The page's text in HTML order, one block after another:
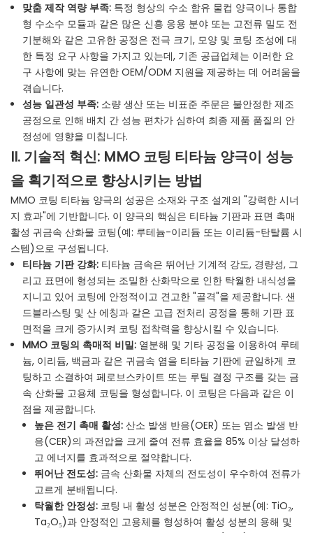
맞춤 제작 역량 부족:특정 형상의 수소 함유 물컵 양극이나 통합
형 수소수 모듈과 같은 많은 신흥 응용 분야 또는 고전류 밀도 전
기분해와 같은 고유한 공정은 전극 크기, 모양 및 코팅 조성에 대
한 특정 요구 사항을 가지고 있는데, 기존 공급업체는 이러한 요
구 사항에 맞는 유연한 OEM/ODM 지원을 제공하는 데 어려움을
겪습니다.
성능 일관성 부족:소량 생산 또는 비표준 주문은 불안정한 제조
공정으로 인해 배치 간 성능 편차가 심하여 최종 제품 품질의 안
정성에 영향을 미칩니다.
II. 기술적 혁신: MMO 코팅 티타늄 양극이 성능
을 획기적으로 향상시키는 방법
MMO 코팅 티타늄 양극의 성공은 소재와 구조 설계의 "강력한 시너
지 효과"에 기반합니다. 이 양극의 핵심은 티타늄 기판과 표면 촉매
활성 귀금속 산화물 코팅(예: 루테늄-이리듐 또는 이리듐-탄탈륨 시
스템)으로 구성됩니다.
티타늄 기판 강화:티타늄 금속은 뛰어난 기계적 강도, 경량성, 그
리고 표면에 형성되는 조밀한 산화막으로 인한 탁월한 내식성을
지니고 있어 코팅에 안정적이고 견고한 "골격"을 제공합니다. 샌
드블라스팅 및 산 에칭과 같은 고급 전처리 공정을 통해 기판 표
면적을 크게 증가시켜 코팅 접착력을 향상시킬 수 있습니다.
MMO 코팅의 촉매적 비밀:열분해 및 기타 공정을 이용하여 루테
늄, 이리듐, 백금과 같은 귀금속 염을 티타늄 기판에 균일하게 코
팅하고 소결하여 페로브스카이트 또는 루틸 결정 구조를 갖는 금
속 산화물 고용체 코팅을 형성합니다. 이 코팅은 다음과 같은 이
점을 제공합니다.
높은 전기 촉매 활성:산소 발생 반응(OER) 또는 염소 발생 반
응(CER)의 과전압을 크게 줄여 전류 효율을 85% 이상 달성하
고 에너지를 효과적으로 절약합니다.
뛰어난 전도성:금속 산화물 자체의 전도성이 우수하여 전류가
고르게 분배됩니다.
탁월한 안정성:코팅 내 활성 성분은 안정적인 성분(예: TiO₂,
Ta₂O₅)과 안정적인 고용체를 형성하여 활성 성분의 용해 및